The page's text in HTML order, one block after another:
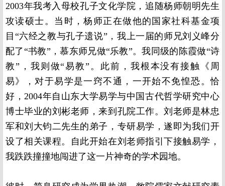
2003年我考入母校孔子文化学院，追随杨师朝明先生
攻读硕士。当时，杨师正在做他的国家社科基金项
目“六经之教与孔子遗说”，我上一届的师兄刘义峰分
配了“书教”，慕东师兄做“乐教”。我同级的陈霞做“诗
教”，我则做“易教”。此前，我根本没有接触《周
易》，对于易学是一窍不通，一开始不免惶恐。恰
好，2004年自山东大学易学与中国古代哲学研究中心
博士毕业的刘彬老师，来到孔院工作。刘老师是林忠
军和刘大钧二先生的弟子，专研易学，遂即为我们开
设了相关课程。自此开始在刘老师指引下接触易学，
我跌跌撞撞地闯进了这一片神奇的学术园地。